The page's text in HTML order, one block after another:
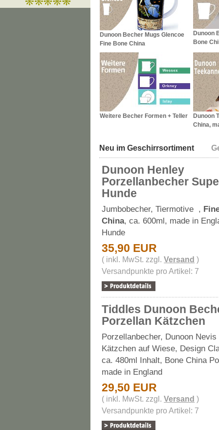
Dunoon Becher Mugs Glencoe
Fine Bone China
Dunoon
Bone
Weitere Becher Formen + Teller
Dunoon
China,
Neu im Geschirrsortiment
Dunoon Henley
Porzellanbecher
Hunde
Jumbobecher, Tiermotive ,
China, ca. 600ml, made in
Hunde
35,90 EUR
( inkl. MwSt. zzgl.Versand )
Versandpunkte pro Artikel: 7
Tiddles Dunoon
Porzellan Kätzchen
Porzellanbecher, Dunoon
Kätzchen auf Wiese, Design
ca. 480ml Inhalt, Bone China
made in England
29,50 EUR
( inkl. MwSt. zzgl.Versand )
Versandpunkte pro Artikel: 7